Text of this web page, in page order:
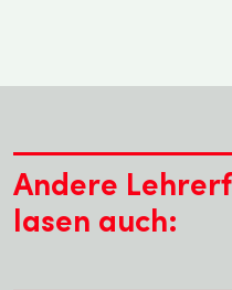
Andere
lasen auch: